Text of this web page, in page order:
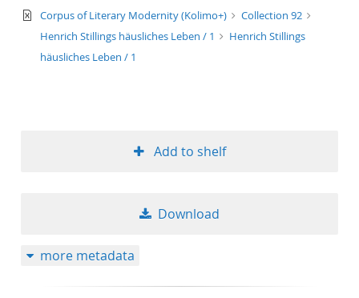
text/xml
Corpus of Literary Modernity (Kolimo+)
Collection 92
Henrich Stillings häusliches Leben / 1
Henrich Stillings
häusliches Leben / 1
Add to shelf
Download
more metadata